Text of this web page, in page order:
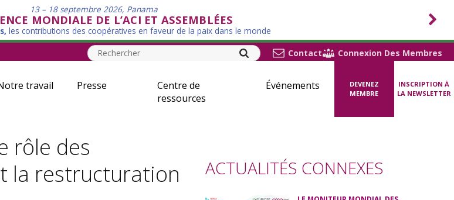
13 – 18 septembre 2026, Panama
MONDIALE DE L’ACI ET ASSEMBLÉES
les contributions des coopératives en faveur de la paix dans le monde
Contact Connexion Des Membres
travail Presse
Centre de
ressources
Événements
DEVENEZ
MEMBRE
INSCRIPTION À
LA NEWSLETTER
rôle des
la restructuration
ACTUALITÉS CONNEXES